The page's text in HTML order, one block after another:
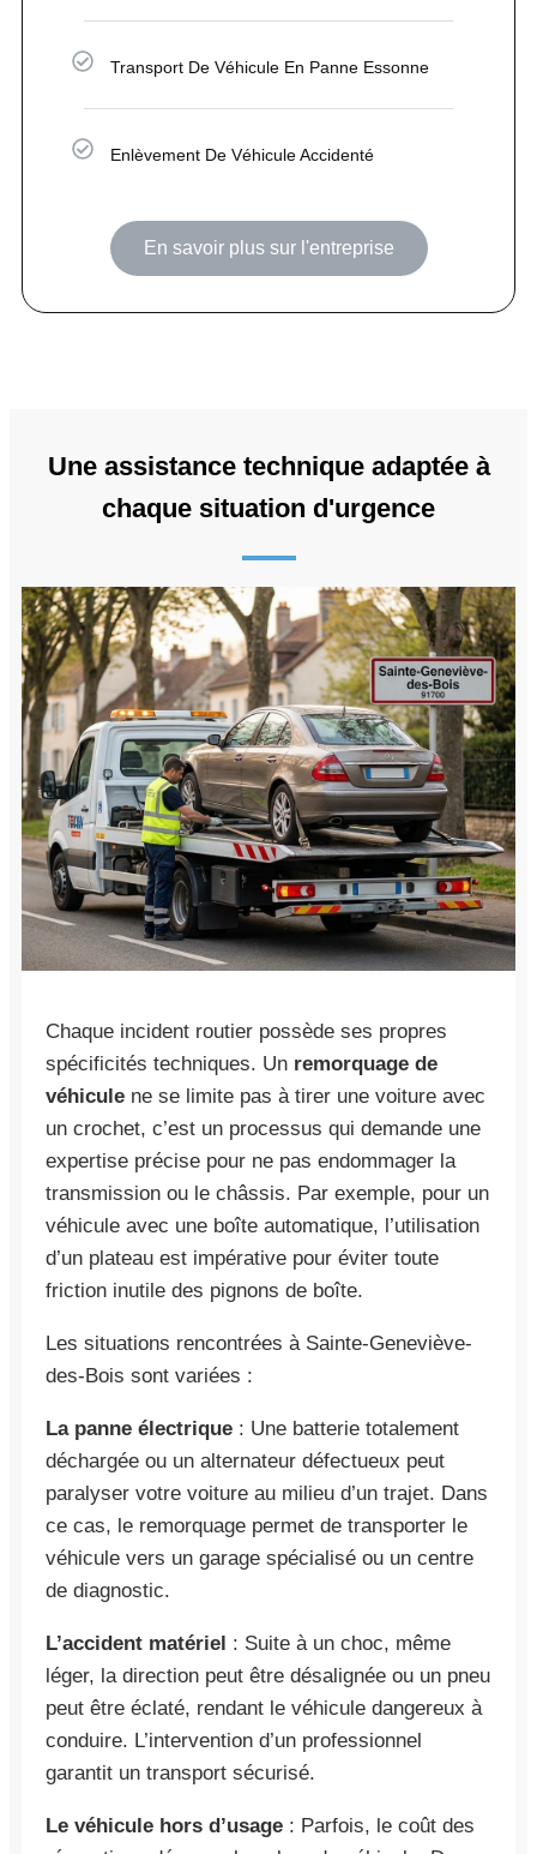
Transport De Véhicule En Panne Essonne
Enlèvement De Véhicule Accidenté
En savoir plus sur l'entreprise
Une assistance technique adaptée à
chaque situation d'urgence
Chaque incident routier possède ses propres
spécificités techniques. Un remorquage de
véhicule ne se limite pas à tirer une voiture avec
un crochet, c’est un processus qui demande une
expertise précise pour ne pas endommager la
transmission ou le châssis. Par exemple, pour un
véhicule avec une boîte automatique, l’utilisation
d’un plateau est impérative pour éviter toute
friction inutile des pignons de boîte.
Les situations rencontrées à Sainte-Geneviève-
des-Bois sont variées :
La panne électrique : Une batterie totalement
déchargée ou un alternateur défectueux peut
paralyser votre voiture au milieu d’un trajet. Dans
ce cas, le remorquage permet de transporter le
véhicule vers un garage spécialisé ou un centre
de diagnostic.
L’accident matériel : Suite à un choc, même
léger, la direction peut être désalignée ou un pneu
peut être éclaté, rendant le véhicule dangereux à
conduire. L’intervention d’un professionnel
garantit un transport sécurisé.
Le véhicule hors d’usage : Parfois, le coût des